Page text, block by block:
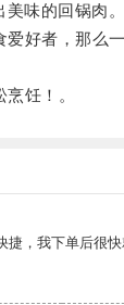
味的回锅肉。
好者，那么一
饪！。
捷，我下单后很快